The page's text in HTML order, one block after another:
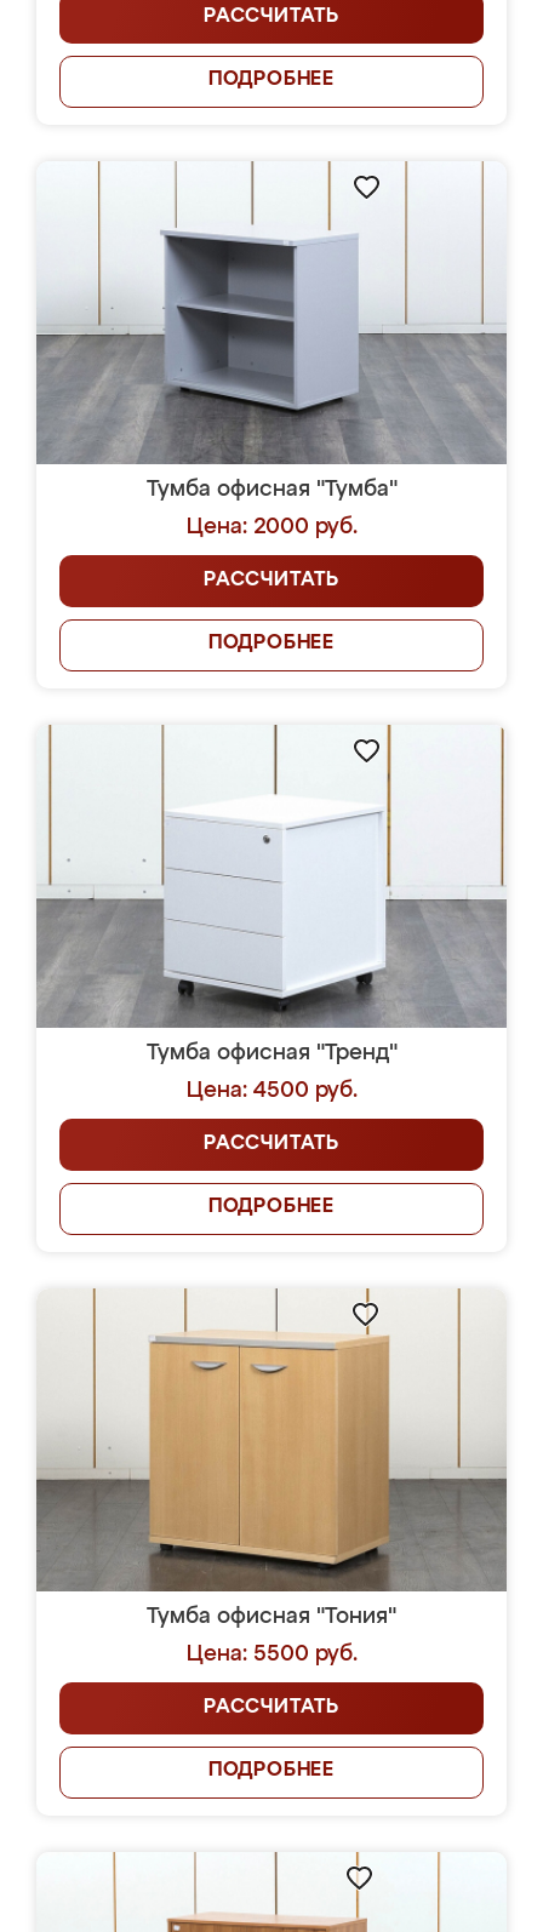
РАССЧИТАТЬ
ПОДРОБНЕЕ
Тумба офисная "Тумба"
Цена: 2000 руб.
РАССЧИТАТЬ
ПОДРОБНЕЕ
Тумба офисная "Тренд"
Цена: 4500 руб.
РАССЧИТАТЬ
ПОДРОБНЕЕ
Тумба офисная "Тония"
Цена: 5500 руб.
РАССЧИТАТЬ
ПОДРОБНЕЕ